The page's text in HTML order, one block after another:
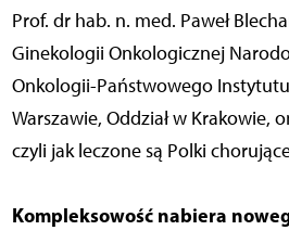
Prof. dr hab. n. med. Paweł
Ginekologii Onkologicznej
Onkologii-Państwowego
Warszawie, Oddział w Krakowie,
czyli jak leczone są Polki
Kompleksowość nabiera